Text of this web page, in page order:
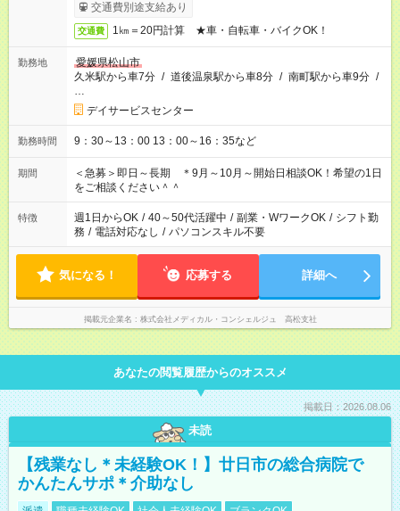
交通費別途支給あり
交通費 1㎞＝20円計算 ★車・自転車・バイクOK！
勤務地
愛媛県松山市
久米駅から車7分 / 道後温泉駅から車8分 / 南町駅から車9分 /
…
デイサービスセンター
勤務時間 9：30～13：00 13：00～16：35など
期間
＜急募＞即日～長期 ＊9月～10月～開始日相談OK！希望の1日
をご相談ください＾＾
特徴 週1日からOK / 40～50代活躍中 / 副業・WワークOK / シフト勤
務 / 電話対応なし / パソコンスキル不要
気になる！ 応募する 詳細へ
掲載元企業名 株式会社メディカル・コンシェルジュ 高松支社
あなたの閲覧履歴からのオススメ
掲載日：2026.08.06
未読
【残業なし＊未経験OK！】廿日市の総合病院で
かんたんサポ＊介助なし